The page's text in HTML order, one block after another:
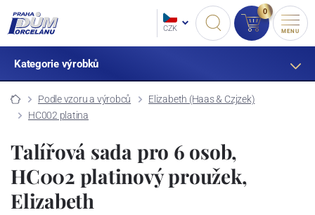
CZK
0
MENU
Kategorie výrobků
Podle vzoru a výrobců
Elizabeth (Haas & Czjzek)
HC002 platina
Talířová sada pro 6 osob,
HC002 platinový proužek,
Elizabeth